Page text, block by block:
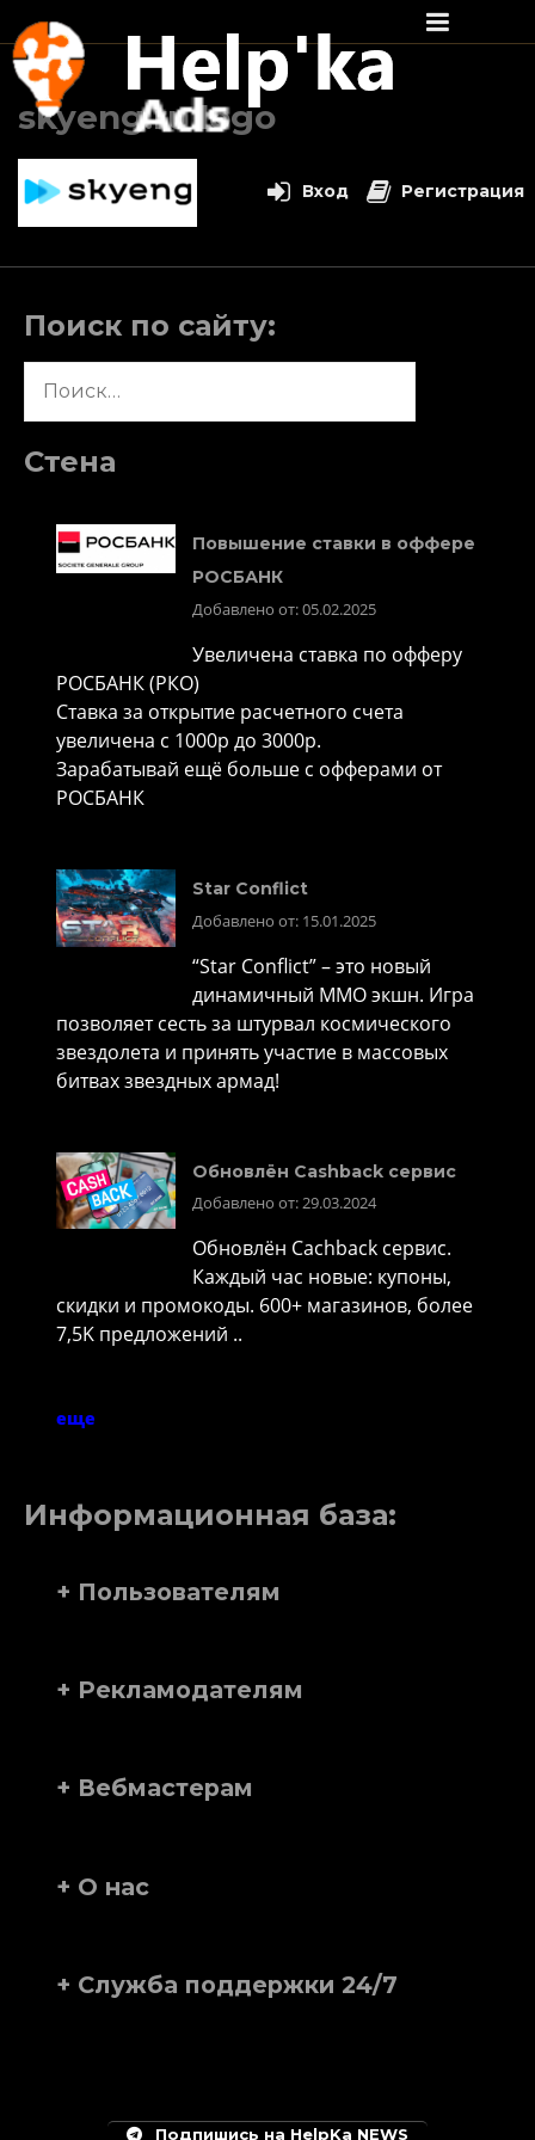
Перейти
содержимому
skyeng.ru logo
Поиск по сайту:
Стена
Повышение ставки в оффере
РОСБАНК
Добавлено от: 05.02.2025
Увеличена ставка по офферу
РОСБАНК (РКО)
Ставка за открытие расчетного счета
увеличена с 1000р до 3000р.
Зарабатывай ещё больше с офферами от
РОСБАНК
Star Conflict
Добавлено от: 15.01.2025
“Star Conflict” – это новый
динамичный MMO экшн. Игра
позволяет сесть за штурвал космического
звездолета и принять участие в массовых
битвах звездных армад!
Обновлён Cashback сервис
Добавлено от: 29.03.2024
Обновлён Cachback сервис.
Каждый час новые: купоны,
скидки и промокоды. 600+ магазинов, более
7,5K предложений ..
еще
Информационная база:
+ Пользователям
+ Рекламодателям
+ Вебмастерам
+ О нас
+ Служба поддержки 24/7
Подпишись на HelpKa NEWS
Вход Регистрация